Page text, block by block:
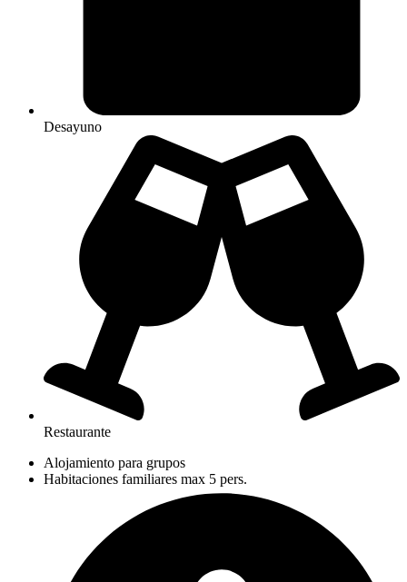
Desayuno
Restaurante
Alojamiento para grupos
Habitaciones familiares max 5 pers.